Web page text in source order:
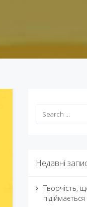
Недавні
Творчість,